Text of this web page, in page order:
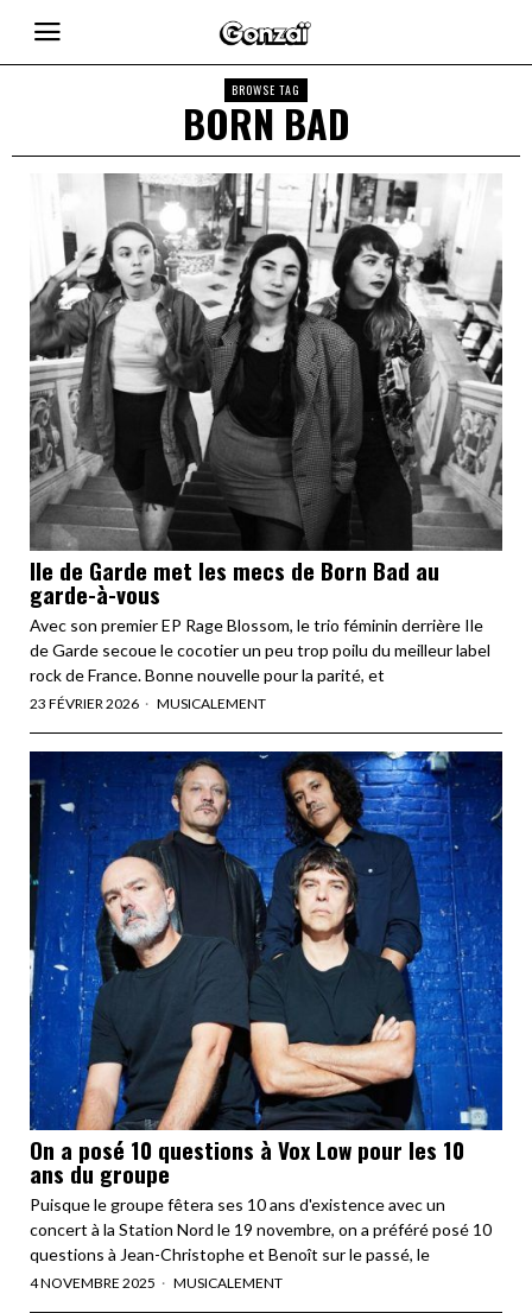
BROWSE TAG
BORN BAD
Ile de Garde met les mecs de Born Bad au
garde-à-vous
Avec son premier EP Rage Blossom, le trio féminin derrière Ile
de Garde secoue le cocotier un peu trop poilu du meilleur label
rock de France. Bonne nouvelle pour la parité, et
23 FÉVRIER 2026 MUSICALEMENT
On a posé 10 questions à Vox Low pour les 10
ans du groupe
Puisque le groupe fêtera ses 10 ans d'existence avec un
concert à la Station Nord le 19 novembre, on a préféré posé 10
questions à Jean-Christophe et Benoît sur le passé, le
4 NOVEMBRE 2025 MUSICALEMENT